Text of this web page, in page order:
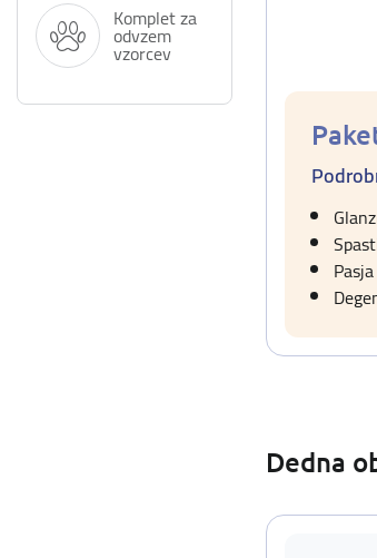
Komplet za
odvzem
vzorcev
Dedna